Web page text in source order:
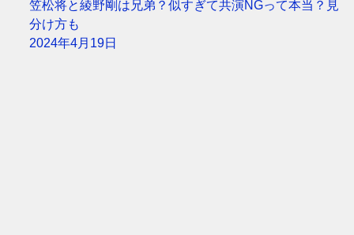
笠松将と綾野剛は兄弟？似すぎて共演NGって本当？見
分け方も
2024年4月19日